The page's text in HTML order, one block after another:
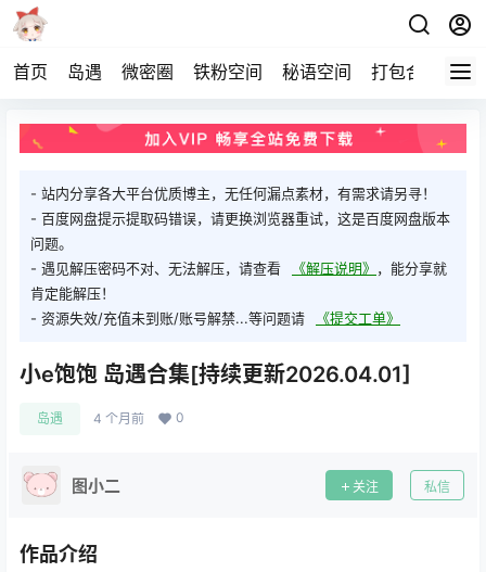
首页 岛遇 微密圈 铁粉空间 秘语空间 打包合集 关
- 站内分享各大平台优质博主，无任何漏点素材，有需求请另寻！
- 百度网盘提示提取码错误，请更换浏览器重试，这是百度网盘版本
问题。
- 遇见解压密码不对、无法解压，请查看
《解压说明》 ，能分享就
肯定能解压！
- 资源失效/充值未到账/账号解禁...等问题请
《提交工单》
小e饱饱 岛遇合集[持续更新2026.04.01]
岛遇 4 个月前 0
图小二 关注 私信
作品介绍